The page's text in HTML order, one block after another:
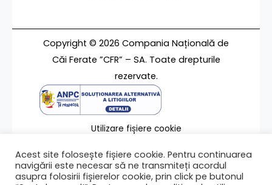
Copyright © 2026 Compania Națională de
Căi Ferate ”CFR” – SA. Toate drepturile
rezervate.
Utilizare fișiere cookie
Contact
Acest site folosește fișiere cookie. Pentru continuarea
navigării este necesar să ne transmiteți acordul
asupra folosirii fișierelor cookie, prin click pe butonul